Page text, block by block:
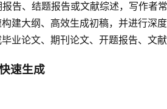
告、结题报告或文献综述，写作者
建大纲、高效生成初稿，并进行深
业论文、期刊论文、开题报告、文
速生成